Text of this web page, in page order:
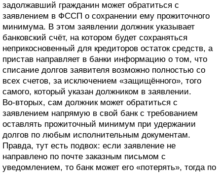
задолжавший гражданин может обратиться с
заявлением в ФССП о сохранении ему прожиточного
минимума. В этом заявлении должник указывает
банковский счёт, на котором будет сохраняться
неприкосновенный для кредиторов остаток средств, а
пристав направляет в банки информацию о том, что
списание долгов заявителя возможно полностью со
всех счетов, за исключением «защищённого», того
самого, который указан должником в заявлении.
Во-вторых, сам должник может обратиться с
заявлением напрямую в свой банк с требованием
оставлять прожиточный минимум при удержании
долгов по любым исполнительным документам.
Правда, тут есть подвох: если заявление не
направлено по почте заказным письмом с
уведомлением, то банк может его «потерять», тогда по